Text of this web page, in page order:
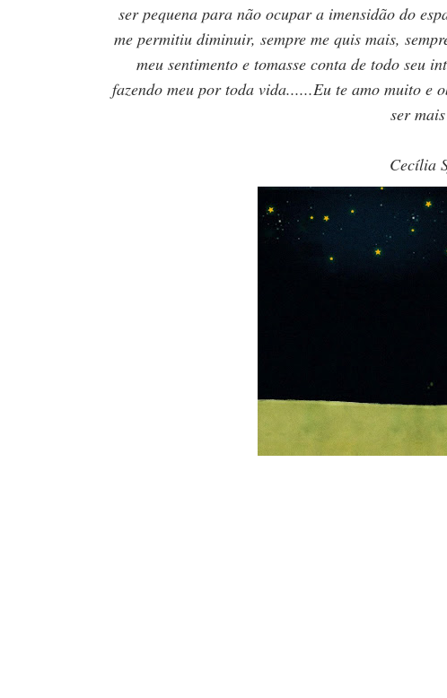
ser pequena para não ocupar a imensidão do
me permitiu diminuir, sempre me quis mais,
meu sentimento e tomasse conta de todo seu
fazendo meu por toda vida......Eu te amo muito e
ser
Cecília